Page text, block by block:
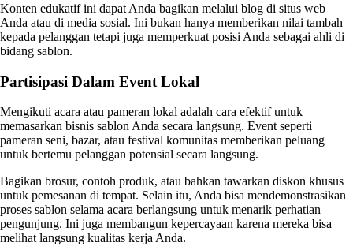
Konten edukatif ini dapat Anda bagikan melalui blog di situs web
Anda atau di media sosial. Ini bukan hanya memberikan nilai tambah
kepada pelanggan tetapi juga memperkuat posisi Anda sebagai ahli di
bidang sablon.
Partisipasi Dalam Event Lokal
Mengikuti acara atau pameran lokal adalah cara efektif untuk
memasarkan bisnis sablon Anda secara langsung. Event seperti
pameran seni, bazar, atau festival komunitas memberikan peluang
untuk bertemu pelanggan potensial secara langsung.
Bagikan brosur, contoh produk, atau bahkan tawarkan diskon khusus
untuk pemesanan di tempat. Selain itu, Anda bisa mendemonstrasikan
proses sablon selama acara berlangsung untuk menarik perhatian
pengunjung. Ini juga membangun kepercayaan karena mereka bisa
melihat langsung kualitas kerja Anda.